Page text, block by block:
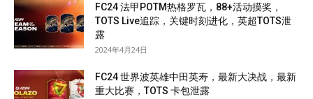
FC24 法甲POTM热格罗瓦，88+活动摸奖，
TOTS Live追踪，关键时刻进化，英超TOTS泄
露
2024年4月24日
FC24 世界波英雄中田英寿，最新大决战，最新
重大比赛，TOTS 卡包泄露